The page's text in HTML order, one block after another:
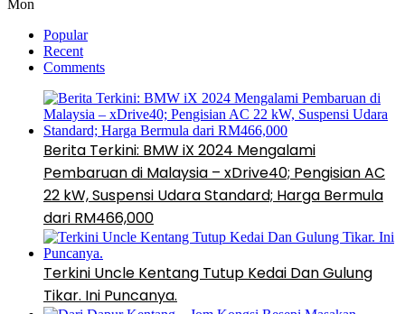
Mon
Popular
Recent
Comments
Berita Terkini: BMW iX 2024 Mengalami
Pembaruan di Malaysia – xDrive40; Pengisian AC
22 kW, Suspensi Udara Standard; Harga Bermula
dari RM466,000
Terkini Uncle Kentang Tutup Kedai Dan Gulung
Tikar. Ini Puncanya.